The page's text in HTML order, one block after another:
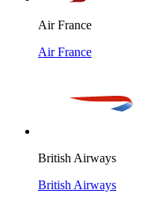
Air France
Air France
British Airways
British Airways